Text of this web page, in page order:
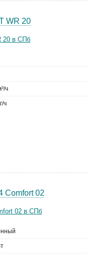
WR 20
ч
ч
Comfort 02